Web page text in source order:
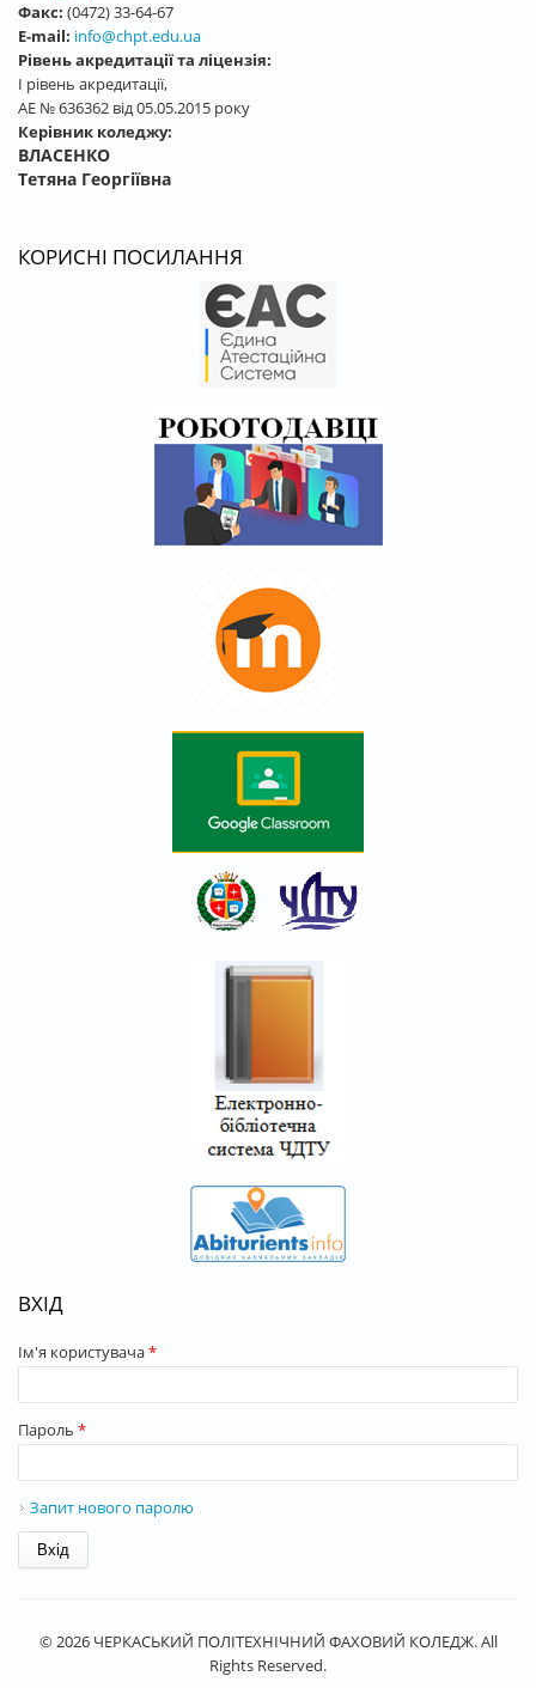
Факс: (0472) 33-64-67
E-mail: info@chpt.edu.ua
Рівень акредитації та ліцензія:
І рівень акредитації,
АЕ № 636362 від 05.05.2015 року
Керівник коледжу:
ВЛАСЕНКО
Тетяна Георгіївна
КОРИСНІ ПОСИЛАННЯ
ВХІД
Ім'я користувача*
Пароль *
Запит нового паролю
© 2026 ЧЕРКАСЬКИЙ ПОЛІТЕХНІЧНИЙ ФАХОВИЙ КОЛЕДЖ. All
Rights Reserved.